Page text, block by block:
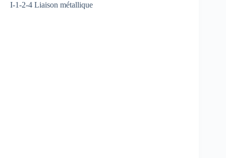
I-1-2-4 Liaison métallique